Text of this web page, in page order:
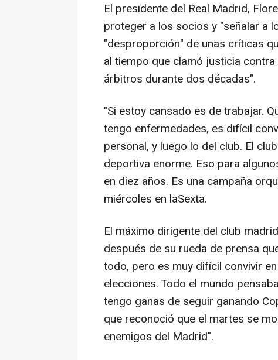
El presidente del Real Madrid,
proteger a los socios y "señalar a
"desproporción" de unas críticas
al tiempo que clamó justicia
árbitros durante dos décadas".
"Si estoy cansado es de trabajar.
tengo enfermedades, es difícil
personal, y luego lo del club. El
deportiva enorme. Eso para
en diez años. Es una campaña
miércoles en laSexta.
El máximo dirigente del club
después de su rueda de prensa
todo, pero es muy difícil convivir
elecciones. Todo el mundo
tengo ganas de seguir ganando
que reconoció que el martes se
enemigos del Madrid".